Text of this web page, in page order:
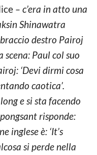
– c’era in atto una
Shinawatra
destro Pairoj
Paul col suo
‘Devi dirmi cosa
caotica’.
e si sta facendo
risponde:
inglese è: ‘It’s
si perde nella